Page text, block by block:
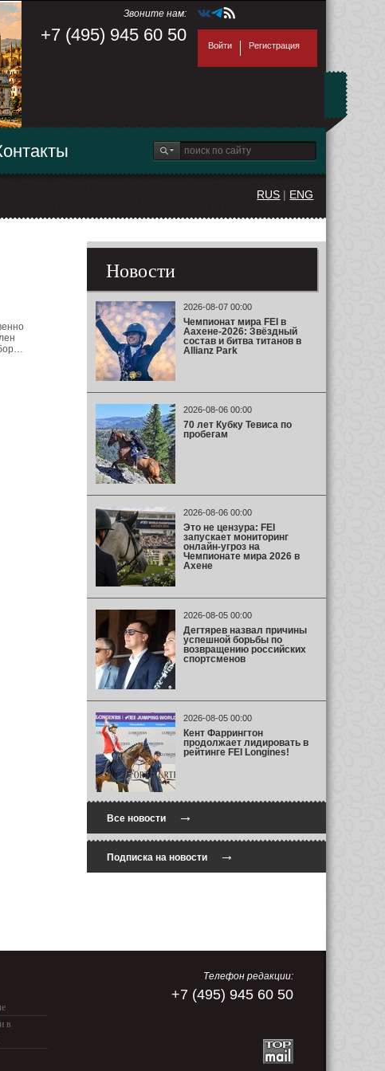
Звоните нам:
+7 (495) 945 60 50
Войти Регистрация
RUS | ENG
Новости
2026-08-07 00:00
Чемпионат мира FEI в
Аахене-2026: Звёздный
состав и битва титанов в
Allianz Park
2026-08-06 00:00
70 лет Кубку Тевиса по
пробегам
2026-08-06 00:00
Это не цензура: FEI
запускает мониторинг
онлайн-угроз на
Чемпионате мира 2026 в
Ахене
2026-08-05 00:00
Дегтярев назвал причины
успешной борьбы по
возвращению российских
спортсменов
2026-08-05 00:00
Кент Фаррингтон
продолжает лидировать в
рейтинге FEI Longines!
Все новости→
Подписка на новости→
в
Телефон редакции:
+7 (495) 945 60 50